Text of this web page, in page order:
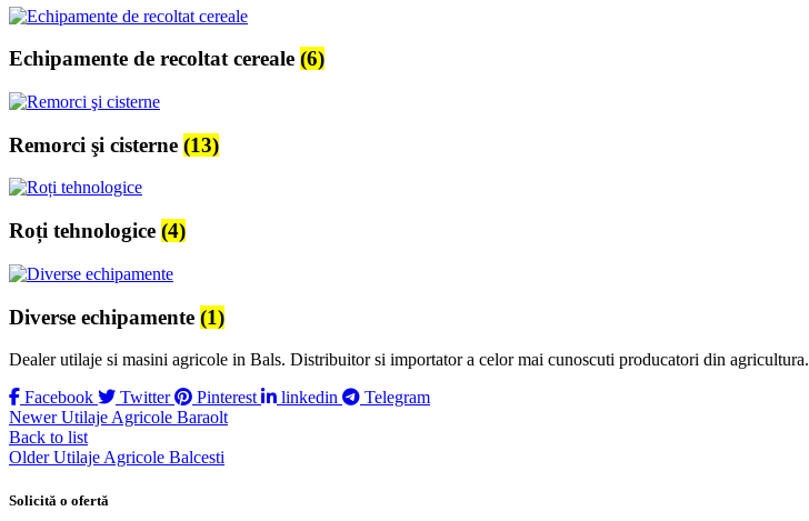
Echipamente de recoltat cereale (6)
Remorci şi cisterne (13)
Roți tehnologice (4)
Diverse echipamente (1)
Dealer utilaje si masini agricole in Bals. Distribuitor si importator a celor mai cunoscuti producatori din agricultura.
Facebook
Twitter Pinterest linkedin
Telegram
Newer Utilaje Agricole Baraolt
Back to list
Older Utilaje Agricole Balcesti
Solicită o ofertă